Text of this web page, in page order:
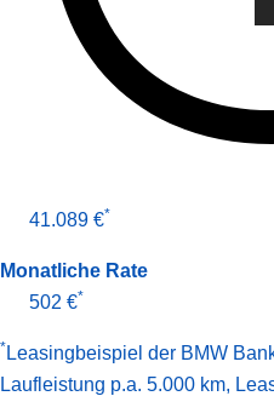
41.089 €*
Monatliche Rate
502 €*
* Leasingbeispiel der BMW
Laufleistung p.a. 5.000 km,